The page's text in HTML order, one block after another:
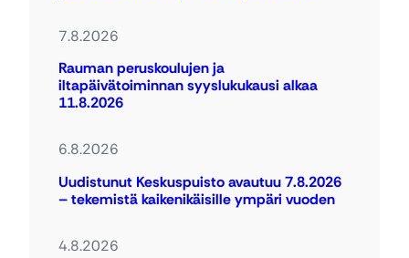
7.8.2026
Rauman peruskoulujen ja
iltapäivätoiminnan syyslukukausi alkaa
11.8.2026
6.8.2026
Uudistunut Keskuspuisto avautuu 7.8.2026
– tekemistä kaikenikäisille ympäri vuoden
4.8.2026